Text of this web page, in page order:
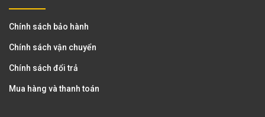
Chính sách bảo hành
Chính sách vận chuyển
Chính sách đổi trả
Mua hàng và thanh toán